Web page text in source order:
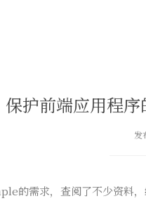
保护前端应用程
发
的需求，查阅了不少资料，